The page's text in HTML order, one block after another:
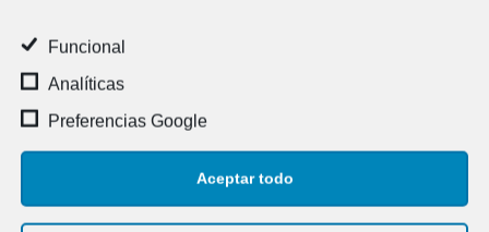
Funcional
Analíticas
Preferencias Google
Aceptar todo
169-
169
VÁLVULAS DE REGLAJE PARA
RADIADORES TIEMME.
162 ACCESORIO PARA RADIADOR.
RADIADORES BRASELI.